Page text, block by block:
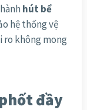
hút bể
hệ thống vệ
ro không mong
đầy